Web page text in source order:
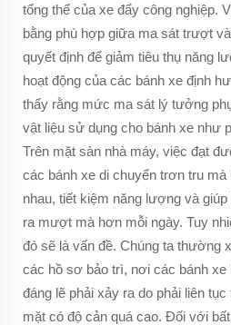
tổng thể của xe đẩy công nghiệp.
bằng phù hợp giữa ma sát trượt
quyết định để giảm tiêu thụ năng
hoạt động của các bánh xe định
thấy rằng mức ma sát lý tưởng
vật liệu sử dụng cho bánh xe như
Trên mặt sàn nhà máy, việc đạt
các bánh xe di chuyển trơn tru
nhau, tiết kiệm năng lượng và
ra mượt mà hơn mỗi ngày. Tuy
đó sẽ là vấn đề. Chúng ta thường
các hồ sơ bảo trì, nơi các bánh xe
đáng lẽ phải xảy ra do phải liên
mặt có độ cản quá cao. Đối với